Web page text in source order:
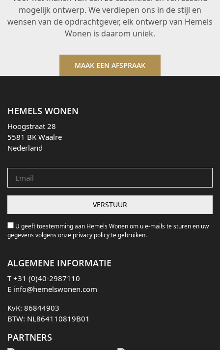
mogelijk ontwerp. We verdiepen ons in de stijl en
wensen van de opdrachtgever, elk ontwerp van Hemels
Wonen is daarom uniek.
MAAK EEN AFSPRAAK
HEMELS WONEN
Hoogstraat 28
5581 BK Waalre
Nederland
U geeft toestemming aan Hemels Wonen om u e-mails te sturen en uw
gegevens volgens onze privacy policy te gebruiken.
ALGEMENE INFORMATIE
T+31 (0)40-2987110
E info@hemelswonen.com
KvK: 86844903
BTW: NL864110819B01
PARTNERS